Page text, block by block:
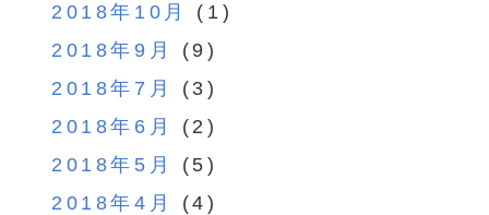
2018年10月
(1)
2018年9月
(9)
2018年7月
(3)
2018年6月
(2)
2018年5月
(5)
2018年4月
(4)